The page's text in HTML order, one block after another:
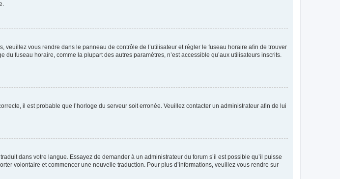
veuillez vous rendre dans le panneau de contrôle de l’utilisateur et régler le fuseau horaire afin de trouver
fuseau horaire, comme la plupart des autres paramètres, n’est accessible qu’aux utilisateurs inscrits.
il est probable que l’horloge du serveur soit erronée. Veuillez contacter un administrateur afin de lui
dans votre langue. Essayez de demander à un administrateur du forum s’il est possible qu’il puisse
volontaire et commencer une nouvelle traduction. Pour plus d’informations, veuillez vous rendre sur